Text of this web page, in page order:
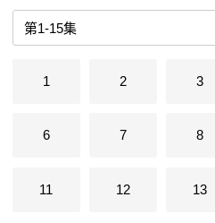
人田归农为了宝藏的秘密，暗下毒手
胡一刀……
1 2 3
6 7 8
11 12 13